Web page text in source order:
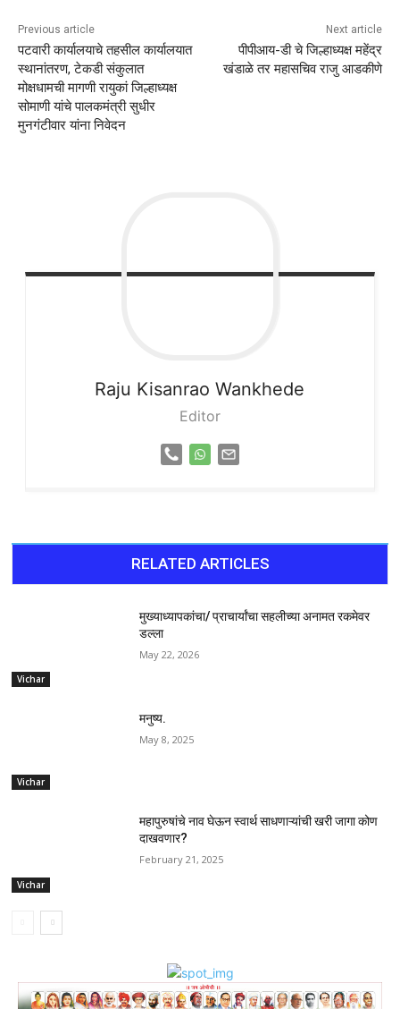
Previous article
पटवारी कार्यालयाचे तहसील कार्यालयात
स्थानांतरण, टेकडी संकुलात
मोक्षधामची मागणी रायुकां जिल्हाध्यक्ष
सोमाणी यांचे पालकमंत्री सुधीर
मुनगंटीवार यांना निवेदन
Next article
पीपीआय-डी चे जिल्हाध्यक्ष महेंद्र
खंडाळे तर महासचिव राजु आडकीणे
Raju Kisanrao Wankhede
Editor
RELATED ARTICLES
Vichar
मुख्याध्यापकांचा/ प्राचार्यांचा सहलीच्या अनामत रकमेवर
डल्ला
May 22, 2026
Vichar
मनुष्य.
May 8, 2025
Vichar
महापुरुषांचे नाव घेऊन स्वार्थ साधणाऱ्यांची खरी जागा कोण
दाखवणार?
February 21, 2025